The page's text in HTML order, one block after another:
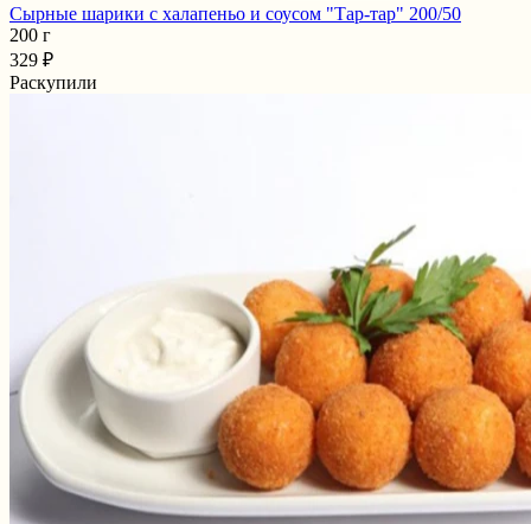
Сырные шарики с халапеньо и соусом "Тар-тар" 200/50
200 г
329 ₽
Раскупили